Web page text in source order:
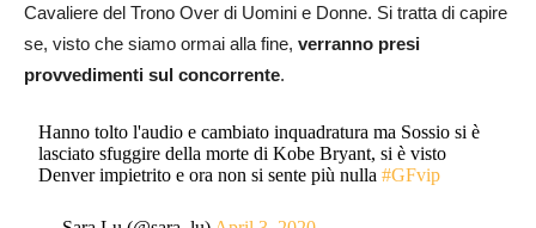
Cavaliere del Trono Over di Uomini e Donne. Si tratta di capire
se, visto che siamo ormai alla fine, verranno presi
provvedimenti sul concorrente.
Hanno tolto l'audio e cambiato inquadratura ma Sossio si è
lasciato sfuggire della morte di Kobe Bryant, si è visto
Denver impietrito e ora non si sente più nulla#GFvip